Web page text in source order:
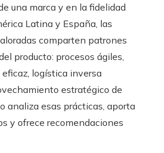
una marca y en la fidelidad
Latina y España, las
comparten patrones
producto: procesos ágiles,
logística inversa
estratégico de
analiza esas prácticas, aporta
y ofrece recomendaciones